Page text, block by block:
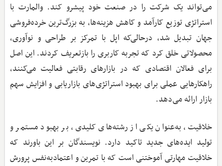
می‌تواند یک شرکت را در صنعت خود پیشرو کند. والمارت با
استراتژی توزیع کارآمد و کاهش هزینه‌ها، به بزرگ‌ترین خرده‌فروشی
جهان تبدیل شد، درحالی‌که اپل با تمرکز بر طراحی و نوآوری،
محصولاتی خلق کرد که تجربه کاربری را بازتعریف کردند. این اصل
برای فعالان اقتصادی که در بازارهای رقابتی فعالیت می‌کنند،
راهکارهایی عملی برای بهبود استراتژی‌های بازاریابی و افزایش سهم
بازار ارائه می‌دهد.
خلاقیت، به‌عنوان یکی از رشته‌های کلیدی، بر بهبود مستمر و
تولید ایده‌های جدید تاکید دارد. نویسندگان بر این باورند که
خلاقیت مهارتی آموختنی است که با تمرین و اعتمادبه‌نفس پرورش